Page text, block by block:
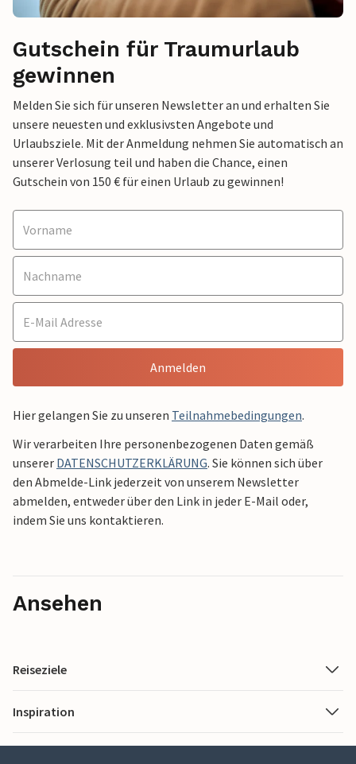
Gutschein für Traumurlaub
gewinnen
Melden Sie sich für unseren Newsletter an und erhalten Sie
unsere neuesten und exklusivsten Angebote und
Urlaubsziele. Mit der Anmeldung nehmen Sie automatisch an
unserer Verlosung teil und haben die Chance, einen
Gutschein von 150 € für einen Urlaub zu gewinnen!
Anmelden
Hier gelangen Sie zu unseren Teilnahmebedingungen.
Wir verarbeiten Ihre personenbezogenen Daten gemäß
unserer DATENSCHUTZERKLÄRUNG. Sie können sich über
den Abmelde-Link jederzeit von unserem Newsletter
abmelden, entweder über den Link in jeder E-Mail oder,
indem Sie uns kontaktieren.
Ansehen
Reiseziele
Inspiration